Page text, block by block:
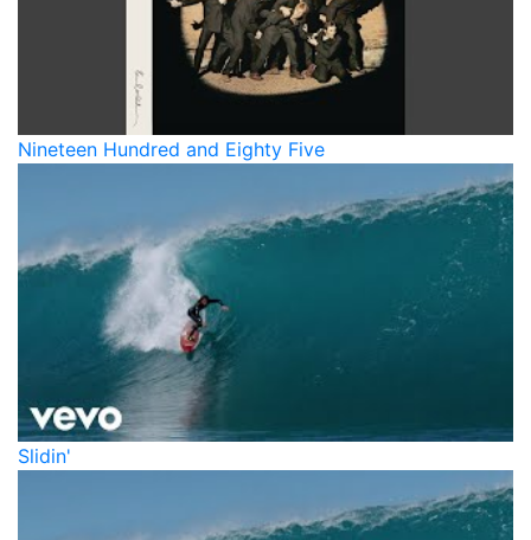
Nineteen Hundred and Eighty Five
Slidin'